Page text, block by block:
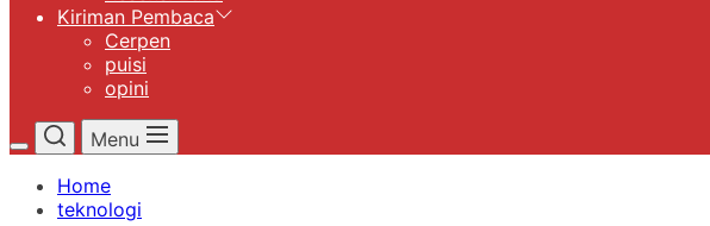
Kiriman Pembaca
Cerpen
puisi
opini
Menu
Home
teknologi